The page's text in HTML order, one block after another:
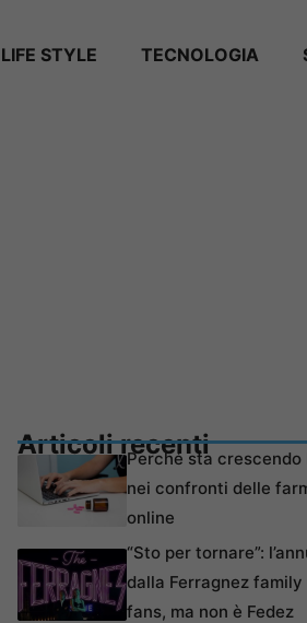
LIFE STYLE TECNOLOGIA
Articoli recentiPerché sta crescendo
nei confronti delle
online
“Sto per tornare”:
dalla Ferragnez
fans, ma non è Fedez